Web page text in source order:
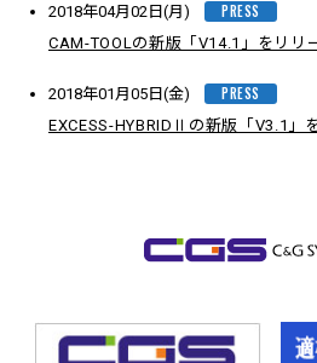
2018年04月02日(月) PRESS
CAM-TOOLの新版「V14.1」をリリ
2018年01月05日(金) PRESS
EXCESS-HYBRIDⅡの新版「V3.1」